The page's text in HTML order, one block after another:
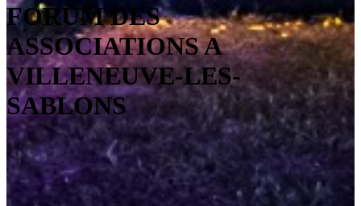
FORUM DES
ASSOCIATIONS A
VILLENEUVE-LES-
SABLONS